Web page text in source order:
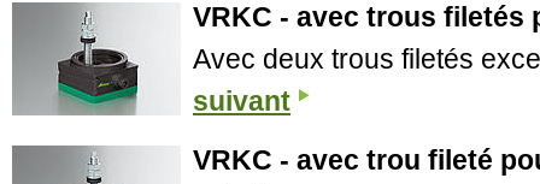
VRKC - avec trous filetés
Avec deux trous filetés
suivant
VRKC - avec trou fileté